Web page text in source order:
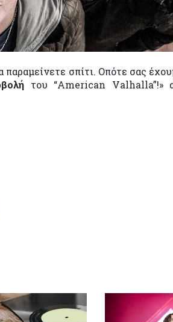
παραμείνετε σπίτι. Οπότε σας
του “American Valhalla”!»